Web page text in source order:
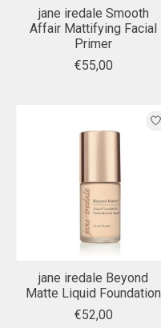
jane iredale Smooth
Affair Mattifying Facial
Primer
€55,00
jane iredale Beyond
Matte Liquid Foundation
€52,00